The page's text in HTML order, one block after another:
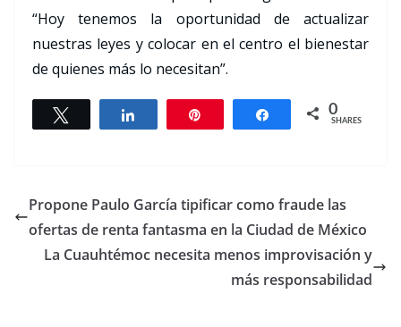
“Hoy tenemos la oportunidad de actualizar
nuestras leyes y colocar en el centro el bienestar
de quienes más lo necesitan”.
Share 0
SHARES
Propone Paulo García tipificar como fraude las
ofertas de renta fantasma en la Ciudad de México
La Cuauhtémoc necesita menos improvisación y
más responsabilidad